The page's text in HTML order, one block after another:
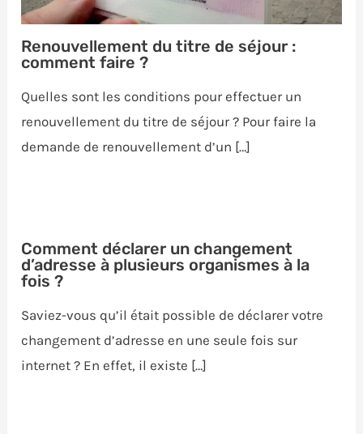
Renouvellement du titre de séjour :
comment faire ?
Quelles sont les conditions pour effectuer un
renouvellement du titre de séjour ? Pour faire la
demande de renouvellement d’un […]
Comment déclarer un changement
d’adresse à plusieurs organismes à la
fois ?
Saviez-vous qu’il était possible de déclarer votre
changement d’adresse en une seule fois sur
internet ? En effet, il existe […]